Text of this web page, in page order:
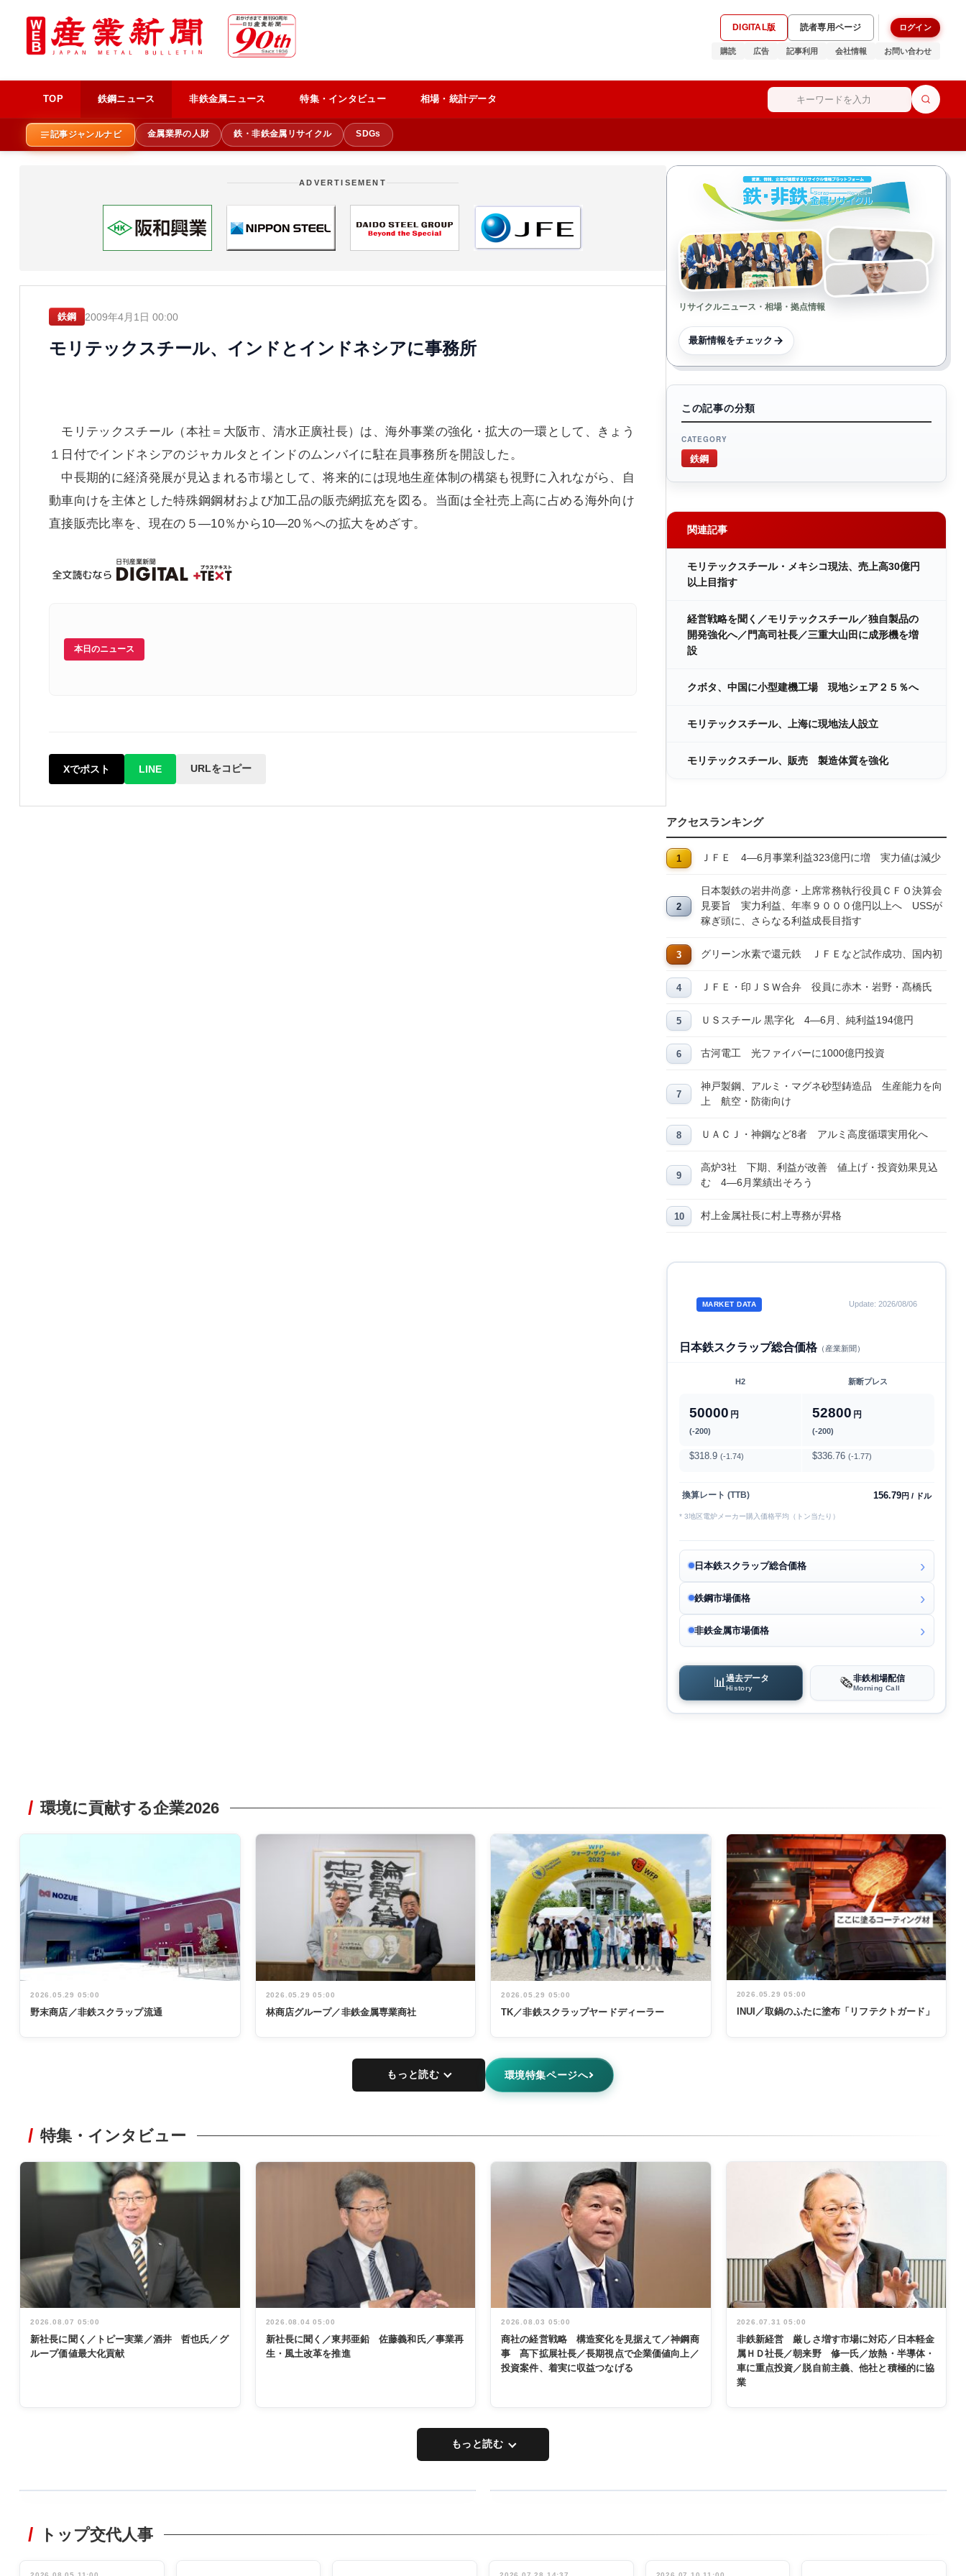
DIGITAL版 読者専用ページ ログイン
購読 広告 記事利用 会社情報 お問い合わせ
TOP 鉄鋼ニュース 非鉄金属ニュース 特集・インタビュー 相場・統計データ
記事ジャンルナビ 金属業界の人財 鉄・非鉄金属リサイクル SDGs
ADVERTISEMENT
鉄鋼 2009年4月1日 00:00
モリテックスチール、インドとインドネシアに事務所
モリテックスチール（本社＝大阪市、清水正廣社長）は、海外事業の強化・拡大の一環として、きょう
１日付でインドネシアのジャカルタとインドのムンバイに駐在員事務所を開設した。
中長期的に経済発展が見込まれる市場として、将来的には現地生産体制の構築も視野に入れながら、自
動車向けを主体とした特殊鋼鋼材および加工品の販売網拡充を図る。当面は全社売上高に占める海外向け
直接販売比率を、現在の５―10％から10―20％への拡大をめざす。
本日のニュース
Xでポスト LINE URLをコピー
リサイクルニュース・相場・拠点情報
最新情報をチェック
この記事の分類
CATEGORY
鉄鋼
関連記事
モリテックスチール・メキシコ現法、売上高30億円
以上目指す
経営戦略を聞く／モリテックスチール／独自製品の
開発強化へ／門高司社長／三重大山田に成形機を増
設
クボタ、中国に小型建機工場 現地シェア２５％へ
モリテックスチール、上海に現地法人設立
モリテックスチール、販売 製造体質を強化
アクセスランキング
ＪＦＥ 4―6月事業利益323億円に増 実力値は減少
日本製鉄の岩井尚彦・上席常務執行役員ＣＦＯ決算会
見要旨 実力利益、年率９０００億円以上へ USSが
稼ぎ頭に、さらなる利益成長目指す
グリーン水素で還元鉄 ＪＦＥなど試作成功、国内初
ＪＦＥ・印ＪＳＷ合弁 役員に赤木・岩野・髙橋氏
ＵＳスチール 黒字化 4―6月、純利益194億円
古河電工 光ファイバーに1000億円投資
神戸製鋼、アルミ・マグネ砂型鋳造品 生産能力を向
上 航空・防衛向け
ＵＡＣＪ・神鋼など8者 アルミ高度循環実用化へ
高炉3社 下期、利益が改善 値上げ・投資効果見込
む 4―6月業績出そろう
村上金属社長に村上専務が昇格
MARKET DATA Update: 2026/08/06
日本鉄スクラップ総合価格（産業新聞）
H2 新断プレス
50000 円
(-200)
52800 円
(-200)
$318.9 (-1.74) $336.76 (-1.77)
換算レート (TTB) 156.79円 / ドル
* 3地区電炉メーカー購入価格平均（トン当たり）
日本鉄スクラップ総合価格
鉄鋼市場価格
非鉄金属市場価格
📊 過去データ
History 🗞️非鉄相場配信
Morning Call
環境に貢献する企業2026
2026.05.29 05:00
野末商店／非鉄スクラップ流通
2026.05.29 05:00
林商店グループ／非鉄金属専業商社
2026.05.29 05:00
TK／非鉄スクラップヤードディーラー
2026.05.29 05:00
INUI／取鍋のふたに塗布「リフテクトガード」
もっと読む 環境特集ページへ
特集・インタビュー
2026.08.07 05:00
新社長に聞く／トピー実業／酒井 哲也氏／グ
ループ価値最大化貢献
2026.08.04 05:00
新社長に聞く／東邦亜鉛 佐藤義和氏／事業再
生・風土改革を推進
2026.08.03 05:00
商社の経営戦略 構造変化を見据えて／神鋼商
事 髙下拡展社長／長期視点で企業価値向上／
投資案件、着実に収益つなげる
2026.07.31 05:00
非鉄新経営 厳しさ増す市場に対応／日本軽金
属ＨＤ社長／朝来野 修一氏／放熱・半導体・
車に重点投資／脱自前主義、他社と積極的に協
業
もっと読む
非鉄業界で
管理職編
トップ交代人事